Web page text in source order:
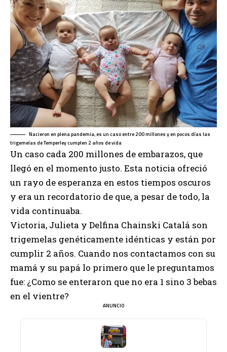
Nacieron en plena pandemia, es un caso entre 200 millones y en pocos días las
trigemelas de Temperley cumplen 2 años de vida
Un caso cada 200 millones de embarazos, que
llegó en el momento justo. Esta noticia ofreció
un rayo de esperanza en estos tiempos oscuros
y era un recordatorio de que, a pesar de todo, la
vida continuaba.
Victoria, Julieta y Delfina Chainski Catalá son
trigemelas genéticamente idénticas y están por
cumplir 2 años. Cuando nos contactamos con su
mamá y su papá lo primero que le preguntamos
fue: ¿Como se enteraron que no era 1 sino 3 bebas
en el vientre?
ANUNCIO